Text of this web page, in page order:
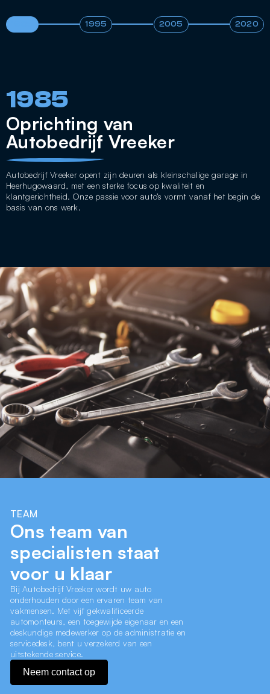
1995 2005 2020
1985
Oprichting van
Autobedrijf Vreeker
Autobedrijf Vreeker opent zijn deuren als kleinschalige garage in
Heerhugowaard, met een sterke focus op kwaliteit en
klantgerichtheid. Onze passie voor auto’s vormt vanaf het begin de
basis van ons werk.
TEAM
Ons team van
specialisten staat
voor u klaar
Bij Autobedrijf Vreeker wordt uw auto
onderhouden door een ervaren team van
vakmensen. Met vijf gekwalificeerde
automonteurs, een toegewijde eigenaar en een
deskundige medewerker op de administratie en
servicedesk, bent u verzekerd van een
uitstekende service.
Neem contact op